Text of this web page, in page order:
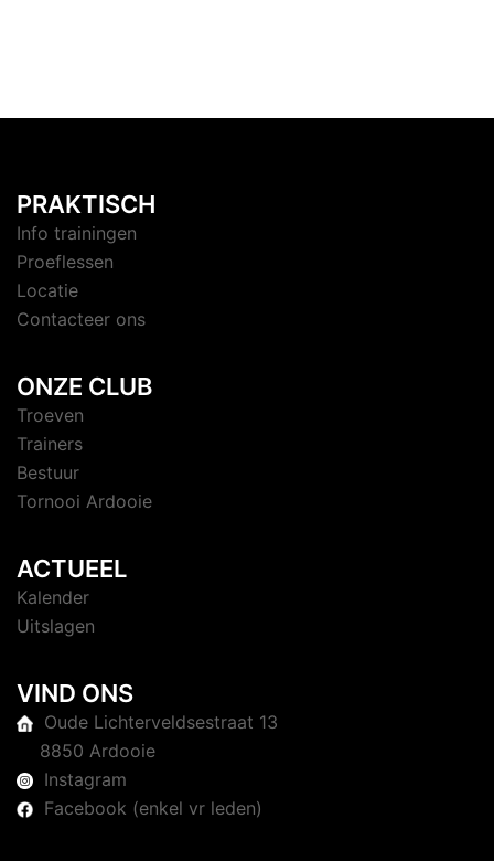
PRAKTISCH
Info trainingen
Proeflessen
Locatie
Contacteer ons
ONZE CLUB
Troeven
Trainers
Bestuur
Tornooi Ardooie
ACTUEEL
Kalender
Uitslagen
VIND ONS
Oude Lichterveldsestraat 13
8850 Ardooie
Instagram
Facebook (enkel vr leden)